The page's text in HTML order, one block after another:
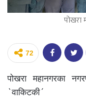
पोखरा
72
पोखरा महानगरका
`वाकिटकी´